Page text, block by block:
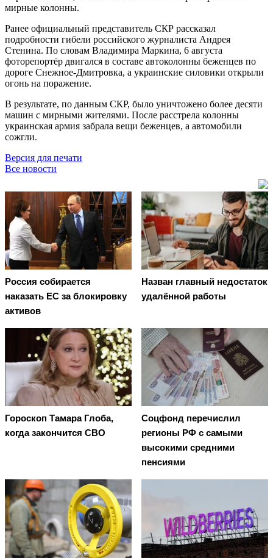
мирные колонны.
Ранее официальный представитель СКР рассказал
подробности гибели российского журналиста Андрея
Стенина. По словам Владимира Маркина, 6 августа
фоторепортёр двигался в составе автоколонны беженцев по
дороге Снежное-Дмитровка, а украинские силовики открыли
огонь на поражение.
В результате, по данным СКР, было уничтожено более десяти
машин с мирными жителями. После расстрела колонны
украинская армия забрала вещи беженцев, а автомобили
сожгли.
Версия для печати
Все новости
Россия собирается
наказать EC за блокировку
активов
Назван главный недостаток
удалённой работы
Гороскоп Тамара Глоба,
когда закончится СВО
Соцфонд перечислил
регионы РФ с самыми
высокими средними
пенсиями